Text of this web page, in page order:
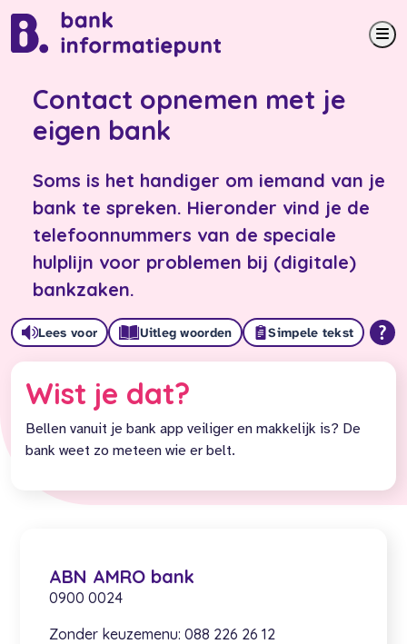
Contact opnemen met je
eigen bank
Soms is het handiger om iemand van je
bank te spreken. Hieronder vind je de
telefoonnummers van de speciale
hulplijn voor problemen bij (digitale)
bankzaken.
Lees voor Uitleg woorden Simpele tekst
Wist je dat?
Bellen vanuit je bank app veiliger en makkelijk is? De
bank weet zo meteen wie er belt.
ABN AMRO bank
0900 0024
Zonder keuzemenu: 088 226 26 12